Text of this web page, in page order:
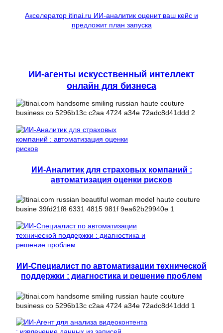
Акселератор itinai.ru ИИ-аналитик оценит ваш кейс и
предложит план запуска
ИИ-агенты искусственный интеллект
онлайн для бизнеса
ИИ-Аналитик для страховых компаний :
автоматизация оценки рисков
ИИ-Специалист по автоматизации технической
поддержки : диагностика и решение проблем